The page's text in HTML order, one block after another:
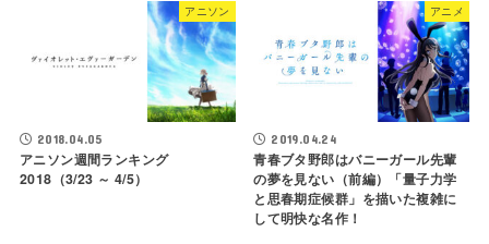
アニソン
2018.04.05
アニソン週間ランキング
2018（3/23 ～ 4/5）
アニメ
2019.04.24
青春ブタ野郎はバニーガール先輩
の夢を見ない（前編）「量子力学
と思春期症候群」を描いた複雑に
して明快な名作！